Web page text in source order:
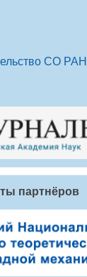
СО РАН
партнёров